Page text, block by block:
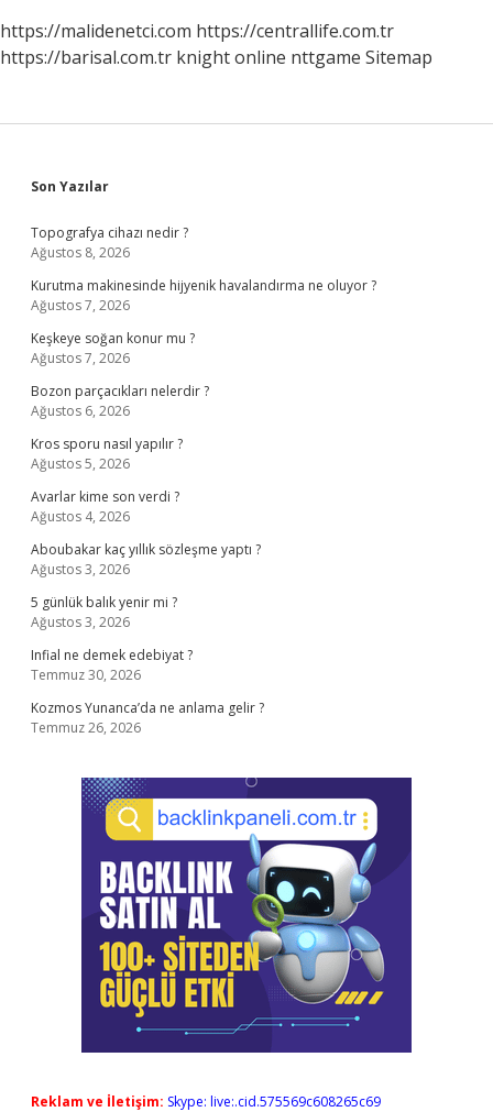
https://malidenetci.com https://centrallife.com.tr
https://barisal.com.tr knight online nttgame Sitemap
Sidebar
Son Yazılar
Topografya cihazı nedir ?
Ağustos 8, 2026
Kurutma makinesinde hijyenik havalandırma ne oluyor ?
Ağustos 7, 2026
Keşkeye soğan konur mu ?
Ağustos 7, 2026
Bozon parçacıkları nelerdir ?
Ağustos 6, 2026
Kros sporu nasıl yapılır ?
Ağustos 5, 2026
Avarlar kime son verdi ?
Ağustos 4, 2026
Aboubakar kaç yıllık sözleşme yaptı ?
Ağustos 3, 2026
5 günlük balık yenir mi ?
Ağustos 3, 2026
Infial ne demek edebiyat ?
Temmuz 30, 2026
Kozmos Yunanca’da ne anlama gelir ?
Temmuz 26, 2026
Reklam ve İletişim: Skype: live:.cid.575569c608265c69